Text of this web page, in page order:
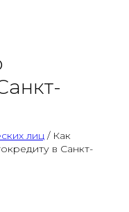
лиц / Как
в Санкт-